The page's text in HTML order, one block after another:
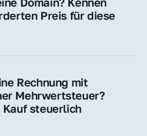
digitale Investition.
Preis für diese
konkreter Kaufpreis vor –
Angebot.
Rechnung mit
Mehrwertsteuer?
Kauf steuerlich